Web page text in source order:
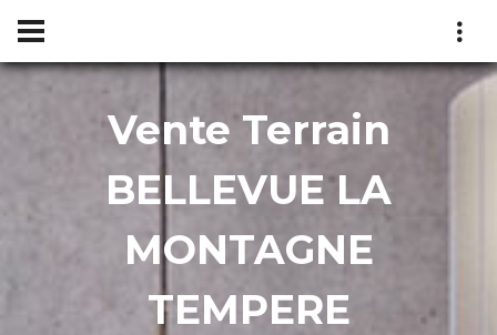
Vente Terrain
BELLEVUE LA
MONTAGNE
TEMPERE